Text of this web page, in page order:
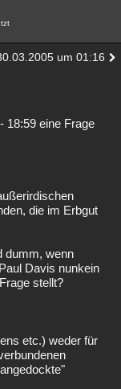
um 01:16
18:59 eine Frage
die im Erbgut
dumm, wenn
Davis nunkein
stellt?
etc.) weder für